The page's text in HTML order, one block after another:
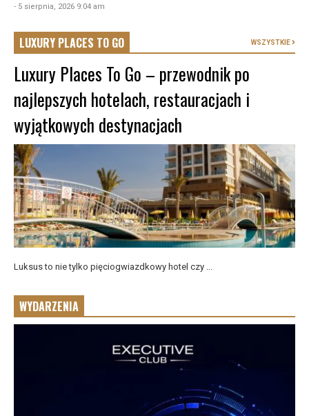
- 5 sierpnia, 2026 9:04 am
LUXURY PLACES TO GO WSZYSTKIE
Luxury Places To Go – przewodnik po
najlepszych hotelach, restauracjach i
wyjątkowych destynacjach
Luksus to nie tylko pięciogwiazdkowy hotel czy ...
WYDARZENIA